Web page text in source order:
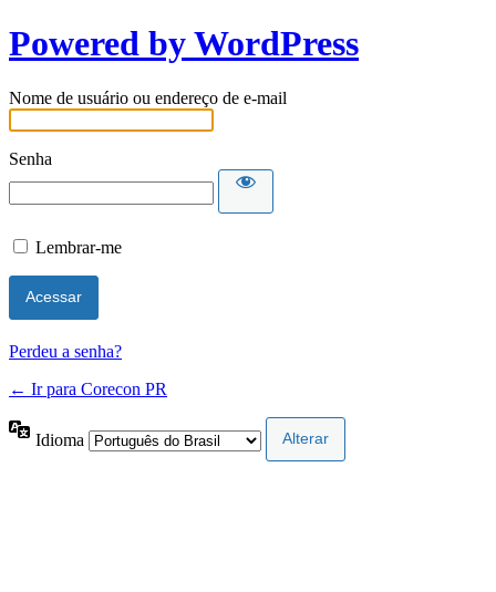
Powered by WordPress
Nome de usuário ou endereço de e-mail
Senha
Lembrar-me
Perdeu a senha?
← Ir para Corecon PR
Idioma